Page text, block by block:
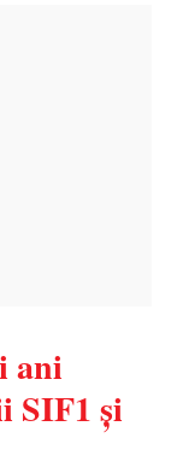
ani
SIF1 și